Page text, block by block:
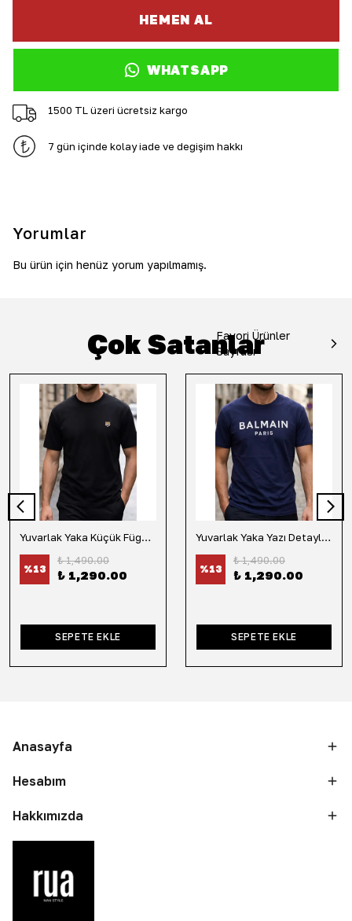
HEMEN AL
WHATSAPP
1500 TL üzeri ücretsiz kargo
7 gün içinde kolay iade ve değişim hakkı
Yorumlar
Bu ürün için henüz yorum yapılmamış.
Çok Satanlar
Favori Ürünler
Sayfası
Yuvarlak Yaka Küçük Fügür Detaylı Tişört-Siyah
%13
₺ 1,490.00
₺ 1,290.00
SEPETE EKLE
Yuvarlak Yaka Yazı Detaylı Tişört-Lacivert
%13
₺ 1,490.00
₺ 1,290.00
SEPETE EKLE
Anasayfa
Hesabım
Hakkımızda